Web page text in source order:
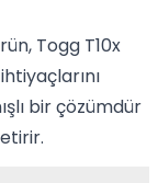
Togg T10x
bir çözümdür